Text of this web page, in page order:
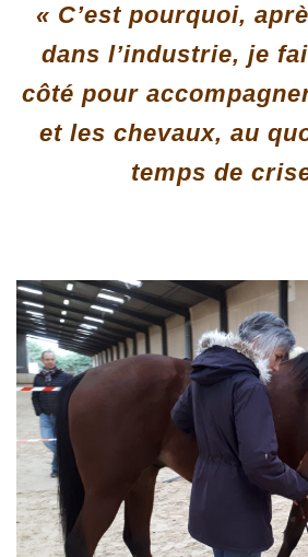
« C’est pourquoi,
dans l’industrie, je
côté pour
et les chevaux, au
temps de